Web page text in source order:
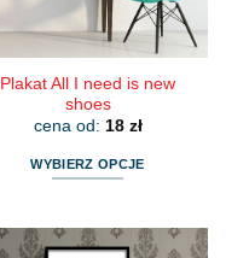
stronie
produktu
Plakat All I need is new
shoes
cena od: 18 zł
WYBIERZ OPCJE
ma